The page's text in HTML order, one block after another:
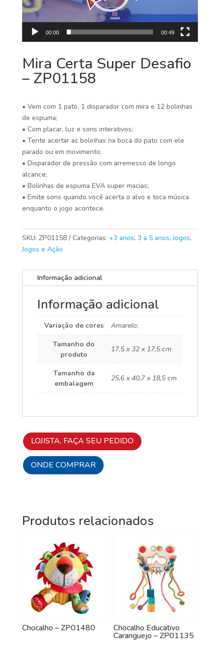
00:00 00:49
Mira Certa Super Desafio
– ZP01158
• Vem com 1 pato, 1 disparador com mira e 12 bolinhas
de espuma;
• Com placar, luz e sons interativos;
• Tente acertar as bolinhas na boca do pato com ele
parado ou em movimento;
• Disparador de pressão com arremesso de longo
alcance;
• Bolinhas de espuma EVA super macias;
• Emite sons quando você acerta o alvo e toca música
enquanto o jogo acontece.
SKU: ZP01158 Categorias: +3 anos, 3 a 5 anos,Jogos,
Jogos e Ação
Informação adicional
Informação adicional
Variação de cores
Amarelo;
Tamanho do
produto
17,5 x 32 x 17,5 cm
Tamanho da
embalagem
25,6 x 40,7 x 18,5 cm
LOJISTA, FAÇA SEU PEDIDO
ONDE COMPRAR
Produtos relacionados
Chocalho – ZP01480 Chocalho Educativo
Caranguejo – ZP01135